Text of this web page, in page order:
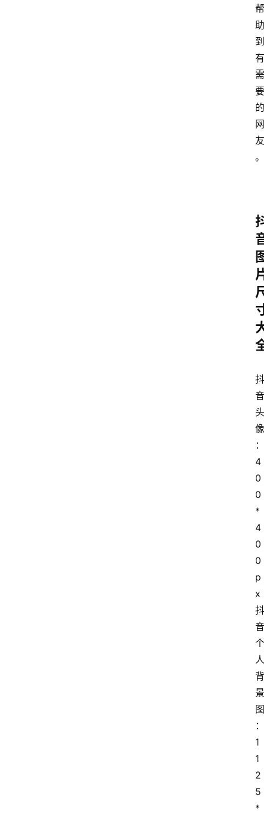
帮
助
到
有
需
要
的
网
友
。
抖
音
头
像
：
4
0
0
*
4
0
0
p
x
抖
音
个
人
背
景
图
：
1
1
2
5
*